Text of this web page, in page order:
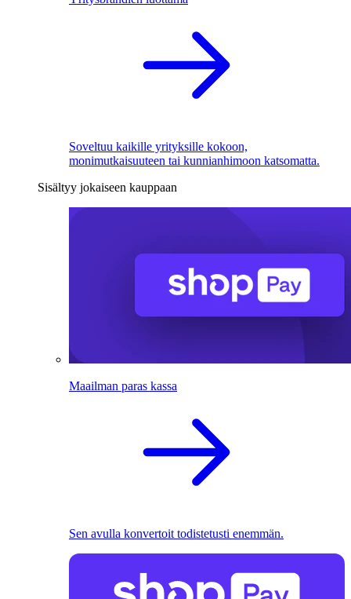
Soveltuu kaikille yrityksille kokoon,
monimutkaisuuteen tai kunnianhimoon katsomatta.
Sisältyy jokaiseen kauppaan
Maailman paras kassa
Sen avulla konvertoit todistetusti enemmän.